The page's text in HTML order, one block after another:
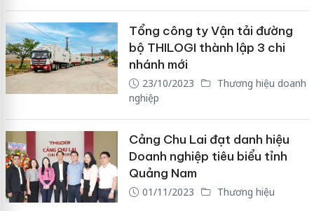
Tổng công ty Vận tải đường
bộ THILOGI thành lập 3 chi
nhánh mới
23/10/2023
Thương hiệu doanh
nghiệp
Cảng Chu Lai đạt danh hiệu
Doanh nghiệp tiêu biểu tỉnh
Quảng Nam
01/11/2023 Thương hiệu